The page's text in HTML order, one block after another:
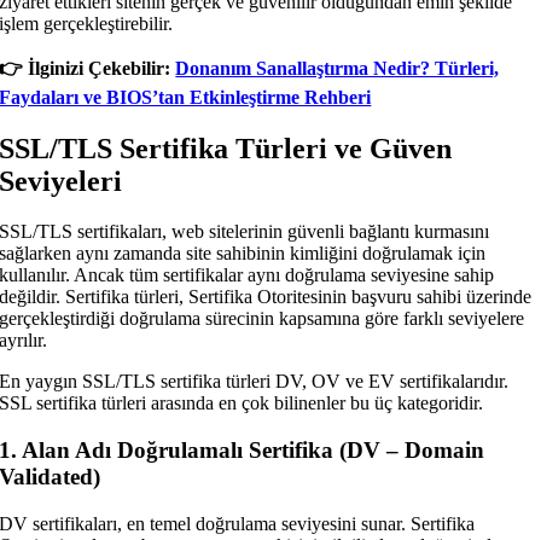
işlem gerçekleştirebilir.
👉️ İlginizi Çekebilir:Donanım Sanallaştırma Nedir? Türleri,
Faydaları ve BIOS’tan Etkinleştirme Rehberi
SSL/TLS Sertifika Türleri ve Güven
Seviyeleri
SSL/TLS sertifikaları, web sitelerinin güvenli bağlantı kurmasını
sağlarken aynı zamanda site sahibinin kimliğini doğrulamak için
kullanılır. Ancak tüm sertifikalar aynı doğrulama seviyesine sahip
değildir. Sertifika türleri, Sertifika Otoritesinin başvuru sahibi üzerinde
gerçekleştirdiği doğrulama sürecinin kapsamına göre farklı seviyelere
ayrılır.
En yaygın SSL/TLS sertifika türleri DV, OV ve EV sertifikalarıdır.
SSL sertifika türleri arasında en çok bilinenler bu üç kategoridir.
1. Alan Adı Doğrulamalı Sertifika (DV – Domain
Validated)
DV sertifikaları, en temel doğrulama seviyesini sunar. Sertifika